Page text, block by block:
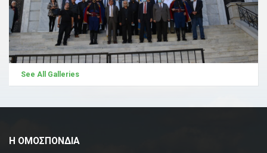
See All Galleries
Η ΟΜΟΣΠΟΝΔΙΑ